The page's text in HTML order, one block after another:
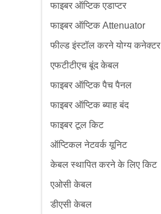
फाइबर ऑप्टिक एडाप्टर
फाइबर ऑप्टिक Attenuator
फील्ड इंस्टॉल करने योग्य कनेक्टर
एफटीटीएच बूंद केबल
फाइबर ऑप्टिक पैच पैनल
फाइबर ऑप्टिक ब्याह बंद
फाइबर टूल किट
ऑप्टिकल नेटवर्क यूनिट
केबल स्थापित करने के लिए किट
एओसी केबल
डीएसी केबल